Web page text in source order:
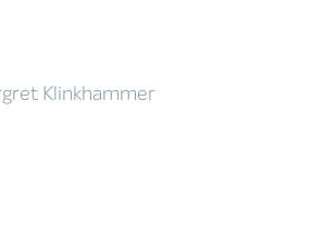
Klinkhammer